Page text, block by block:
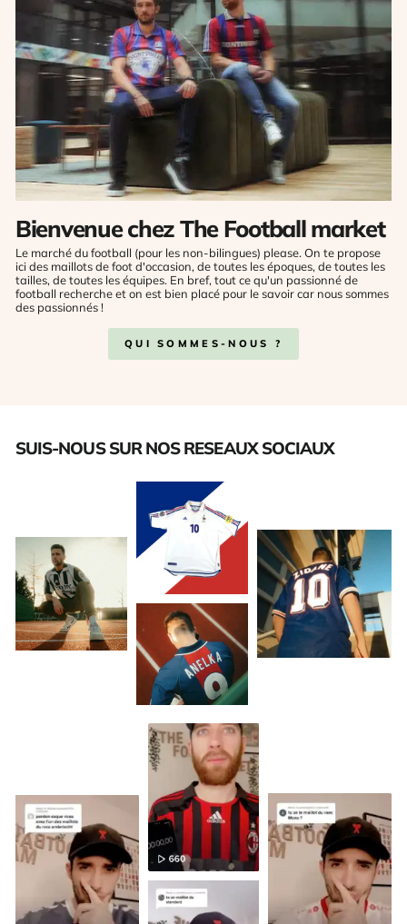
Bienvenue chez The Football market
Le marché du football (pour les non-bilingues) please. On te propose
ici des maillots de foot d'occasion, de toutes les époques, de toutes les
tailles, de toutes les équipes. En bref, tout ce qu'un passionné de
football recherche et on est bien placé pour le savoir car nous sommes
des passionnés !
QUI SOMMES-NOUS ?
SUIS-NOUS SUR NOS RESEAUX SOCIAUX